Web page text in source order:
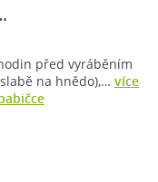
před vyráběním
na hnědo),… více